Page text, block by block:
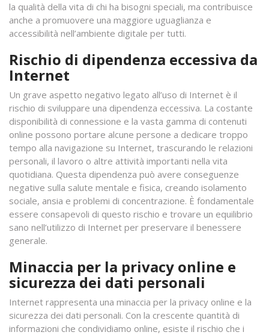
la qualità della vita di chi ha bisogni speciali, ma contribuisce
anche a promuovere una maggiore uguaglianza e
accessibilità nell’ambiente digitale per tutti.
Rischio di dipendenza eccessiva da
Internet
Un grave aspetto negativo legato all’uso di Internet è il
rischio di sviluppare una dipendenza eccessiva. La costante
disponibilità di connessione e la vasta gamma di contenuti
online possono portare alcune persone a dedicare troppo
tempo alla navigazione su Internet, trascurando le relazioni
personali, il lavoro o altre attività importanti nella vita
quotidiana. Questa dipendenza può avere conseguenze
negative sulla salute mentale e fisica, creando isolamento
sociale, ansia e problemi di concentrazione. È fondamentale
essere consapevoli di questo rischio e trovare un equilibrio
sano nell’utilizzo di Internet per preservare il benessere
generale.
Minaccia per la privacy online e
sicurezza dei dati personali
Internet rappresenta una minaccia per la privacy online e la
sicurezza dei dati personali. Con la crescente quantità di
informazioni che condividiamo online, esiste il rischio che i